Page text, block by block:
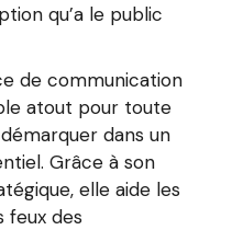
qu’a le public
de communication
atout pour toute
dans un
Grâce à son
elle aide les
feux des